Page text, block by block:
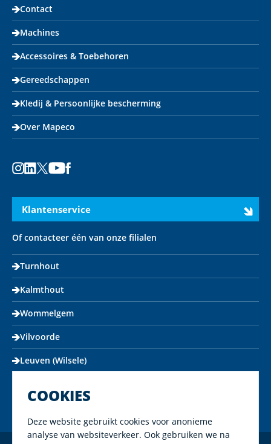
Contact
Machines
Accessoires & Toebehoren
Gereedschappen
Kledij & Persoonlijke bescherming
Over Mapeco
Klantenservice
Of contacteer één van onze filialen
Turnhout
Kalmthout
Wommelgem
Vilvoorde
Leuven (Wilsele)
COOKIES
Deze website gebruikt cookies voor anonieme
analyse van websiteverkeer. Ook gebruiken we na